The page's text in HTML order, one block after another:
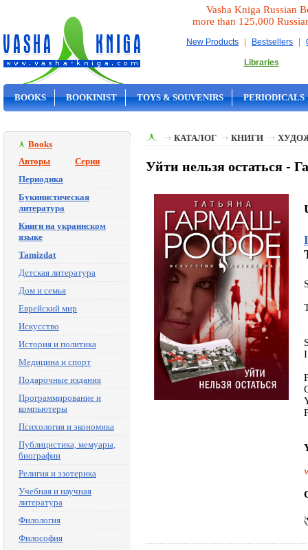
Vasha Kniga Russian
more than 125,000
New Products | Bestsellers |
Libraries
BOOKS BOOKINIST TOYS & SOUVENIRS PERIODICALS
Books
Авторы
Серии
Периодика
Букинистическая
литература
Книги на украинском
языке
Tamizdat
Детская литература
Дом и семья
Еврейский мир
Искусство
История и политика
Медицина и спорт
Подарочные издания
Программирование и
компьютеры
Психология и экономика
Публицистика, мемуары,
биографии
Религия и эзотерика
Учебная и научная
литература
Филология
Философия
КАТАЛОГ КНИГИ
Уйти нельзя остаться -